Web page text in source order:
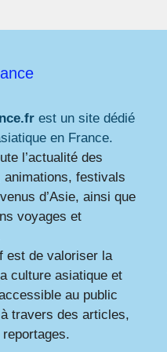
est un site dédié
en France.
l’actualité des
festivals
d’Asie, ainsi que
voyages et
est de valoriser la
culture asiatique et
au public
travers des articles,
reportages.